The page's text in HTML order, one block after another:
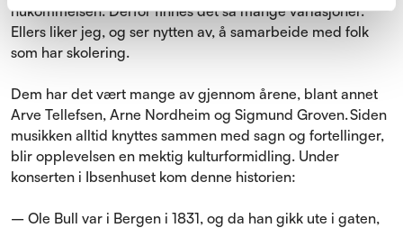
hukommelsen. Derfor finnes det så mange variasjoner.
Ellers liker jeg, og ser nytten av, å samarbeide med folk
som har skolering.
Dem har det vært mange av gjennom årene, blant annet
Arve Tellefsen, Arne Nordheim og Sigmund Groven. Siden
musikken alltid knyttes sammen med sagn og fortellinger,
blir opplevelsen en mektig kulturformidling. Under
konserten i Ibsenhuset kom denne historien:
– Ole Bull var i Bergen i 1831, og da han gikk ute i gaten,